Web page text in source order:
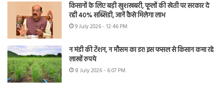
किसानों के लिए बड़ी खुशखबरी, फूलों की खेती पर सरकार दे
रही 40% सब्सिडी, जानें कैसे मिलेगा लाभ
9 July 2026 - 12:46 PM
न मंडी की टेंशन, न मौसम का डर! इस फसल से किसान कमा रहे
लाखों रुपये
8 July 2026 - 6:07 PM